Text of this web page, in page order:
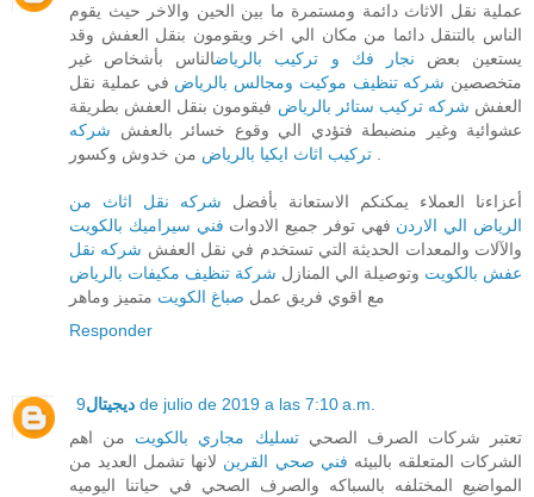
عملية نقل الاثاث دائمة ومستمرة ما بين الحين والاخر حيث يقوم
الناس بالتنقل دائما من مكان الي اخر ويقومون بنقل العفش وقد
يستعين بعض نجار فك و تركيب بالرياضالناس بأشخاص غير
متخصصين شركه تنظيف موكيت ومجالس بالرياض في عملية نقل
العفش شركه تركيب ستائر بالرياض فيقومون بنقل العفش بطريقة
عشوائية وغير منضبطة فتؤدي الي وقوع خسائر بالعفش شركه
تركيب اثاث ايكيا بالرياض من خدوش وكسور .
أعزاءنا العملاء يمكنكم الاستعانة بأفضل شركه نقل اثاث من
الرياض الي الاردن فهي توفر جميع الادوات فني سيراميك بالكويت
والآلات والمعدات الحديثة التي تستخدم في نقل العفش شركه نقل
عفش بالكويت وتوصيلة الي المنازل شركة تنظيف مكيفات بالرياض
مع اقوي فريق عمل صباغ الكويت متميز وماهر
Responder
ديجيتال 9 de julio de 2019 a las 7:10 a.m.
تعتبر شركات الصرف الصحيتسليك مجاري بالكويت من اهم
الشركات المتعلقه بالبيئه فني صحي القرين لانها تشمل العديد من
المواضيع المختلفه بالسباكه والصرف الصحي في حياتنا اليوميه